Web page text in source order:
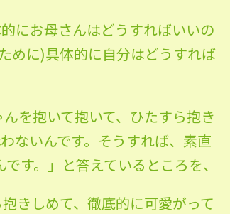
にお母さんはどうすればいいの
めに)具体的に自分はどうすれば
を抱いて抱いて、ひたすら抱き
ないんです。そうすれば、素直
す。」と答えているところを、
きしめて、徹底的に可愛がって